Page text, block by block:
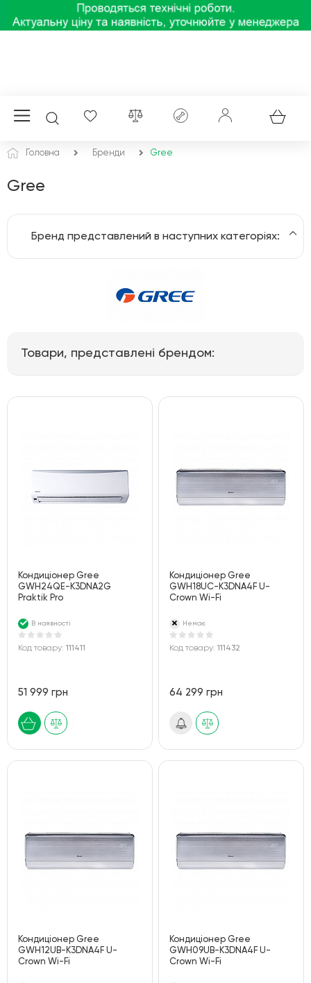
Головна Бренди Gree
Gree
Бренд представлений в наступних категоріях:
Товари, представлені брендом:
Кондиціонер Gree
GWH24QE-K3DNA2G
Praktik Pro
В наявності
Код товару: 111411
51 999 грн
Кондиціонер Gree
GWH18UC-K3DNA4F U-
Crown Wi-Fi
Немає
Код товару:111432
64 299 грн
Кондиціонер Gree
GWH12UB-K3DNA4F U-
Crown Wi-Fi
Кондиціонер Gree
GWH09UB-K3DNA4F U-
Crown Wi-Fi